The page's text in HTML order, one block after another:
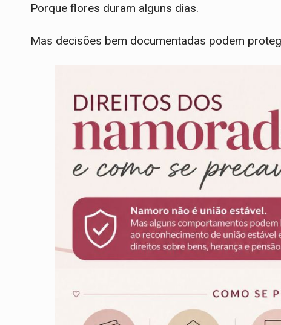
Porque flores duram alguns dias.
Mas decisões bem documentadas podem